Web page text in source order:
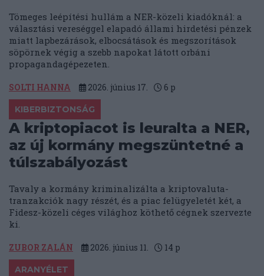
Tömeges leépítési hullám a NER-közeli kiadóknál: a
választási vereséggel elapadó állami hirdetési pénzek
miatt lapbezárások, elbocsátások és megszorítások
söpörnek végig a szebb napokat látott orbáni
propagandagépezeten.
SOLTI HANNA 2026. június 17. 6 p
KIBERBIZTONSÁG
A kriptopiacot is leuralta a NER,
az új kormány megszüntetné a
túlszabályozást
Tavaly a kormány kriminalizálta a kriptovaluta-
tranzakciók nagy részét, és a piac felügyeletét két, a
Fidesz-közeli céges világhoz köthető cégnek szervezte
ki.
ZUBOR ZALÁN 2026. június 11. 14 p
ARANYÉLET